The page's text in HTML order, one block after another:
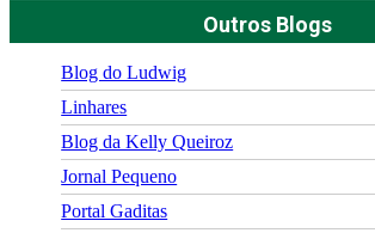
Outros Blogs
Blog do Ludwig
Linhares
Blog da Kelly Queiroz
Jornal Pequeno
Portal Gaditas